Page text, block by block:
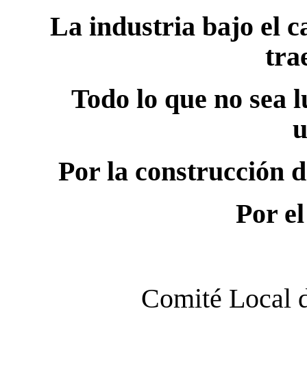
La industria bajo el
Todo lo que no sea
Por la construcción
Por
Comité Local